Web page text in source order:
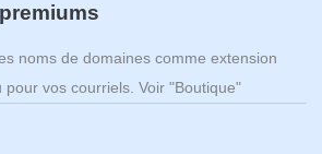
noms de domaines comme extension
vos courriels. Voir "Boutique"